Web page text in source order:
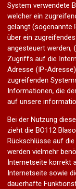
System verwendete
welcher ein
gelangt (sogenannte
über ein
angesteuert werden,
Zugriffs auf die
Adresse (IP-
zugreifenden
Informationen, die
auf unsere
Bei der Nutzung
zieht die BO112
Rückschlüsse auf
werden vielmehr
Internetseite korrekt
Internetseite sowie
dauerhafte